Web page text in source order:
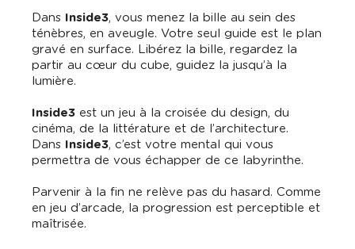
Dans Inside3, vous menez la bille au sein des
ténèbres, en aveugle. Votre seul guide est le plan
gravé en surface. Libérez la bille, regardez la
partir au cœur du cube, guidez la jusqu’à la
lumière.
Inside3 est un jeu à la croisée du design, du
cinéma, de la littérature et de l’architecture.
Dans Inside3, c’est votre mental qui vous
permettra de vous échapper de ce labyrinthe.
Parvenir à la fin ne relève pas du hasard. Comme
en jeu d’arcade, la progression est perceptible et
maîtrisée.